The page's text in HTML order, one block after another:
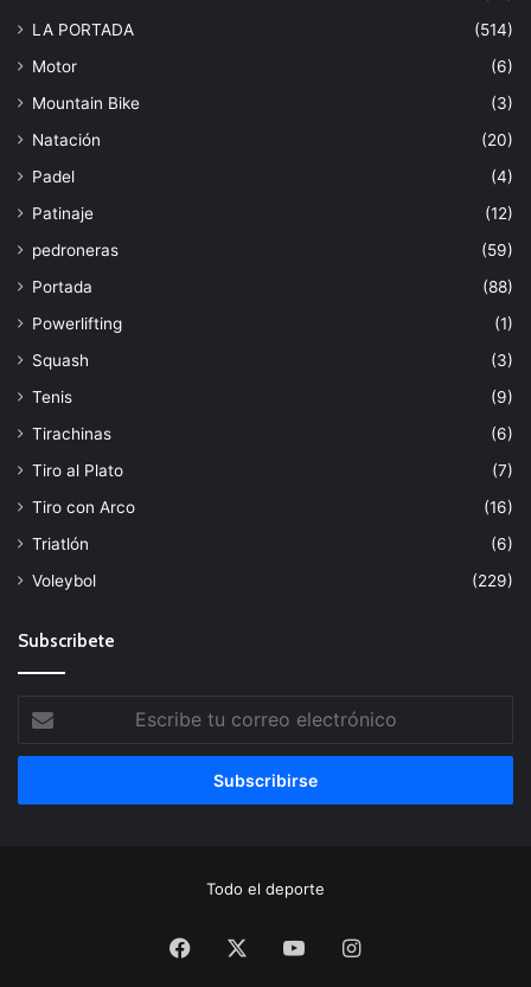
LA PORTADA
(514)
Motor
(6)
Mountain Bike
(3)
Natación
(20)
Padel
(4)
Patinaje
(12)
pedroneras
(59)
Portada
(88)
Powerlifting
(1)
Squash
(3)
Tenis
(9)
Tirachinas
(6)
Tiro al Plato
(7)
Tiro con Arco
(16)
Triatlón
(6)
Voleybol
(229)
Subscribete
tu
correo
Todo el deporte
Facebook YouTubeInstagram